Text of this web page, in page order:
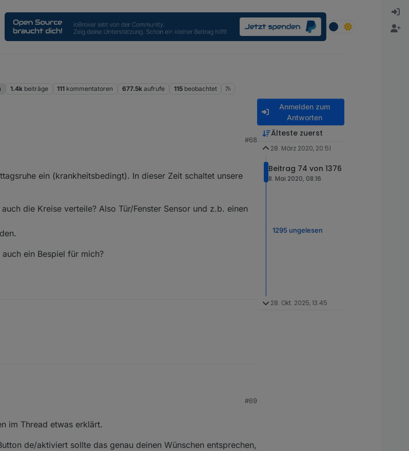
1.4k beiträge 111 kommentatoren 677.5k aufrufe 115 beobachtet
#68
ein (krankheitsbedingt). In dieser Zeit schaltet unsere
die Kreise verteile? Also Tür/Fenster Sensor und z.b. einen
ein Bespiel für mich?
Mittagsruhe ein (krankheitsbedingt). In dieser Zeit schaltet unsere bisherige
auch die Kreise verteile? Also Tür/Fenster Sensor und z.b. einen
da auch ein Bespiel für mich?
#69
im Thread etwas erklärt.
de/aktiviert sollte das genau deinen Wünschen entsprechen,
Anmelden zum
Antworten
Älteste zuerst
28. März 2020, 20:51
Beitrag 74 von 1376
8. Mai 2020, 08:16
1295 ungelesen
28. Okt. 2025, 13:45